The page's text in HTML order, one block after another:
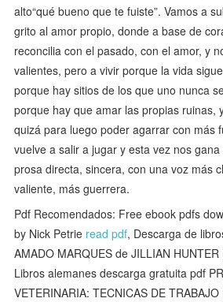
alto“qué bueno que te fuiste”. Vamos a
grito al amor propio, donde a base de
reconcilia con el pasado, con el amor, y
valientes, pero a vivir porque la vida
porque hay sitios de los que uno nunca
porque hay que amar las propias ruinas,
quizá para luego poder agarrar con más
vuelve a salir a jugar y esta vez nos
prosa directa, sincera, con una voz más
valiente, más guerrera.
Pdf Recomendados: Free ebook pdfs
by Nick Petrie read pdf, Descarga de
AMADO MARQUES de JILLIAN
Libros alemanes descarga gratuita pdf
VETERINARIA: TECNICAS DE